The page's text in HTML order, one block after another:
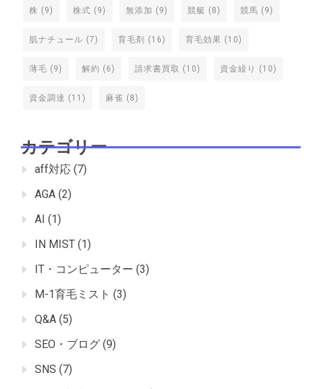
株 (9) 株式 (9) 無添加 (9) 競艇 (8) 競馬 (9)
肌ナチュール (7) 育毛剤 (16) 育毛効果 (10)
薄毛 (9) 解約 (6) 請求書買取 (10) 資金繰り (10)
資金調達 (11) 麻雀 (8)
カテゴリー
aff対応 (7)
AGA (2)
AI (1)
IN MIST (1)
IT・コンピューター (3)
M-1育毛ミスト (3)
Q&A (5)
SEO・ブログ (9)
SNS (7)